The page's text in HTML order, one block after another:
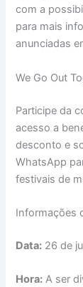
com a
para mais
anunciadas
We Go Out
Participe da
acesso a
desconto e
WhatsApp
festivais de
Informações
Data: 26 de
Hora: A ser